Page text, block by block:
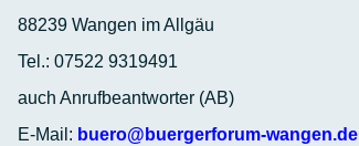
88239 Wangen im Allgäu
Tel.: 07522 9319491
auch Anrufbeantworter (AB)
E-Mail: buero@buergerforum-wangen.de